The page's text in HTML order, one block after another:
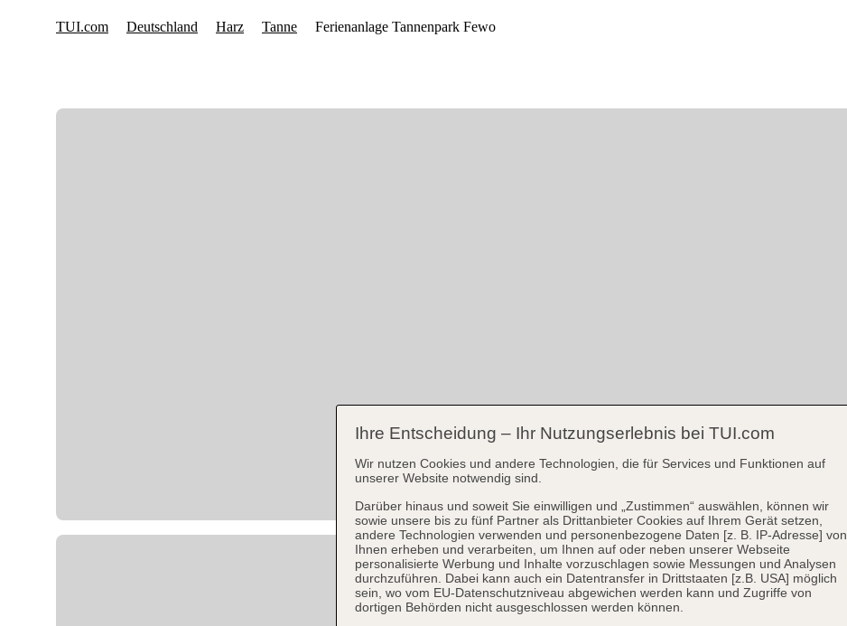
Ihre Entscheidung – Ihr Nutzungserlebnis bei TUI.com
Wir nutzen Cookies und andere Technologien, die für Services und Funktionen auf
unserer Website notwendig sind.
Darüber hinaus und soweit Sie einwilligen und „Zustimmen“ auswählen, können wir
sowie unsere bis zu fünf Partner als Drittanbieter Cookies auf Ihrem Gerät setzen,
andere Technologien verwenden und personenbezogene Daten [z. B. IP-Adresse] von
Ihnen erheben und verarbeiten, um Ihnen auf oder neben unserer Webseite
personalisierte Werbung und Inhalte vorzuschlagen sowie Messungen und Analysen
durchzuführen. Dabei kann auch ein Datentransfer in Drittstaaten [z.B. USA] möglich
sein, wo vom EU-Datenschutzniveau abgewichen werden kann und Zugriffe von
dortigen Behörden nicht ausgeschlossen werden können.